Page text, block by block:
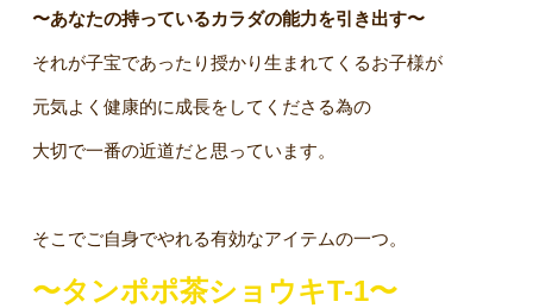
〜あなたの持っているカラダの能力を引き出す〜
それが子宝であったり授かり生まれてくるお子様が
元気よく健康的に成長をしてくださる為の
大切で一番の近道だと思っています。
そこでご自身でやれる有効なアイテムの一つ。
〜タンポポ茶ショウキT-1〜